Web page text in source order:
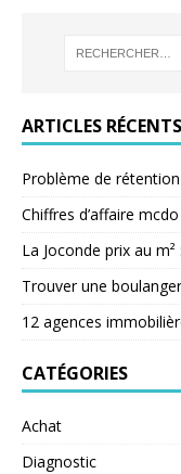
ARTICLES RÉCENTS
Problème de
Chiffres d’affaire
La Joconde prix au
Trouver une
12 agences
CATÉGORIES
Achat
Diagnostic